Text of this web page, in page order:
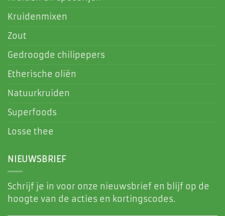
Kruidenmixen
Zout
Gedroogde chilipepers
Etherische oliën
Natuurkruiden
Superfoods
Losse thee
NIEUWSBRIEF
Schrijf je in voor onze nieuwsbrief en blijf op de
hoogte van de acties en kortingscodes.